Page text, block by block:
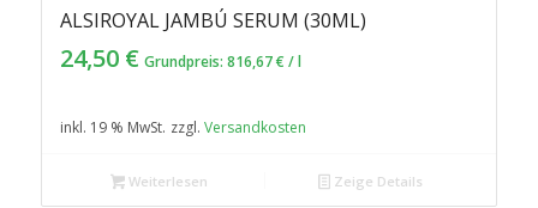
ALSIROYAL JAMBÚ SERUM (30ML)
24,50 € Grundpreis: 816,67€ /l
inkl. 19 % MwSt. zzgl. Versandkosten
Weiterlesen Zeige Details